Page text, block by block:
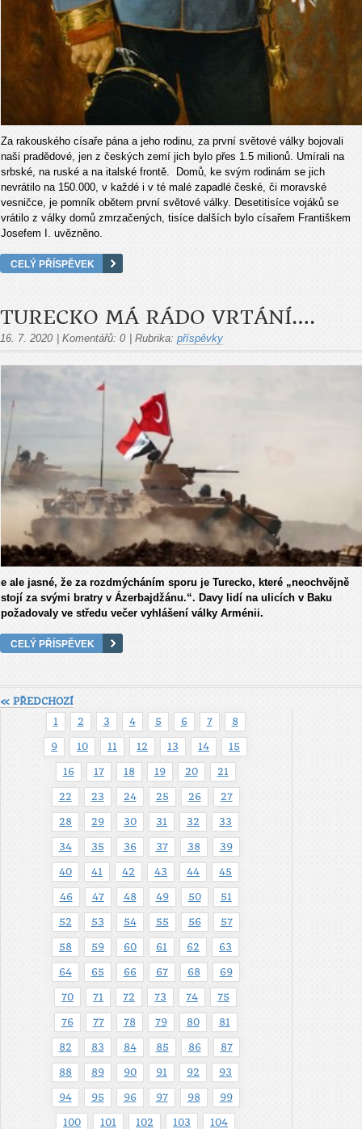
Za rakouského císaře pána a jeho rodinu, za první světové války bojovali
naši pradědové, jen z českých zemí jich bylo přes 1.5 milionů. Umírali na
srbské, na ruské a na italské frontě. Domů, ke svým rodinám se jich
nevrátilo na 150.000, v každé i v té malé zapadlé české, či moravské
vesničce, je pomník obětem první světové války. Desetitisíce vojáků se
vrátilo z války domů zmrzačených, tisíce dalších bylo císařem Františkem
Josefem I. uvězněno.
CELÝ PŘÍSPĚVEK
TURECKO MÁ RÁDO VRTÁNÍ….
16. 7. 2020 | Komentářů: 0 | Rubrika: příspěvky
e ale jasné, že za rozdmýcháním sporu je Turecko, které „neochvějně
stojí za svými bratry v Ázerbajdžánu.“. Davy lidí na ulicích v Baku
požadovaly ve středu večer vyhlášení války Arménii.
CELÝ PŘÍSPĚVEK
« PŘEDCHOZÍ
1
2 3 4 5 6 7 8
9 10 11 12 13 14 15
16 17 18 19 20 21
22 23 24 25 26 27
28 29 30 31 32 33
34 35 36 37 38 39
40 41 42 43 44 45
46 47 48 49 50 51
52 53 54 55 56 57
58 59 60 61 62 63
64 65 66 67 68 69
70 71 72 73 74 75
76 77 78 79 80 81
82 83 84 85 86 87
88 89 90 91 92 93
94 95 96 97 98 99
100 101 102 103 104